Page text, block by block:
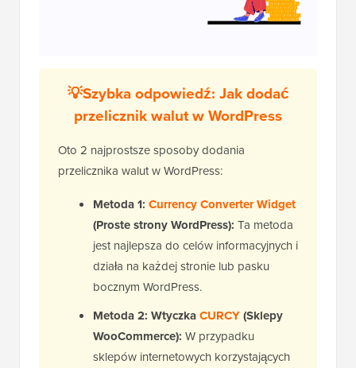
💡Szybka odpowiedź: Jak dodać
przelicznik walut w WordPress
Oto 2 najprostsze sposoby dodania
przelicznika walut w WordPress:
Metoda 1: Currency Converter Widget
(Proste strony WordPress): Ta metoda
jest najlepsza do celów informacyjnych i
działa na każdej stronie lub pasku
bocznym WordPress.
Metoda 2: WtyczkaCURCY(Sklepy
WooCommerce): W przypadku
sklepów internetowych korzystających